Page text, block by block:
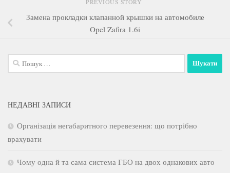
Замена прокладки клапанной крышки на автомобиле
Opel Zafira 1.6i
Пошук:
НЕДАВНІ ЗАПИСИ
Організація негабаритного перевезення: що потрібно
врахувати
Чому одна й та сама система ГБО на двох однакових авто